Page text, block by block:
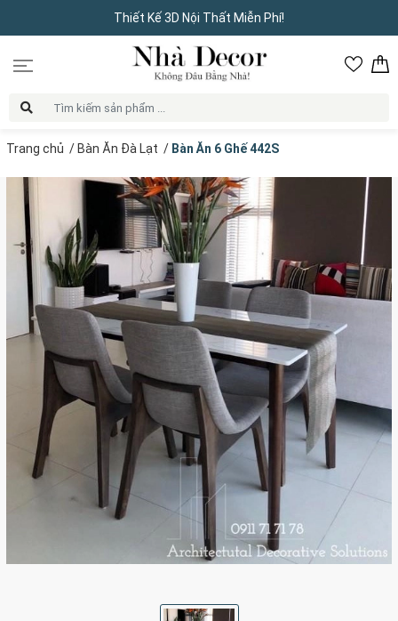
Thiết Kế 3D Nội Thất Miễn Phí!
Trang chủ / Bàn Ăn Đà Lạt / Bàn Ăn 6 Ghế 442S